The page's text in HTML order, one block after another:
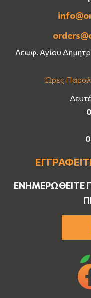
Λεωφ. Αγίου
Ώρες
ΕΝΗΜΕΡΩΘΕΊΤΕ